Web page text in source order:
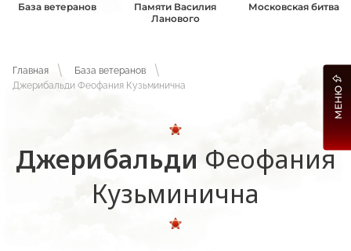
База ветеранов
Памяти Василия
Ланового
Московская битва
Главная
База ветеранов
Джерибальди Феофания Кузьминична
Джерибальди Феофания
Кузьминична
МЕНЮ